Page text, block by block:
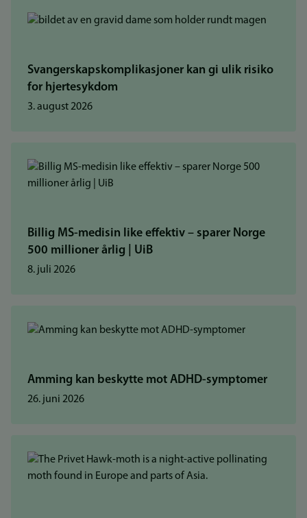
Svangerskapskomplikasjoner kan gi ulik risiko
for hjertesykdom
3. august 2026
Billig MS-medisin like effektiv – sparer Norge
500 millioner årlig | UiB
8. juli 2026
Amming kan beskytte mot ADHD-symptomer
26. juni 2026